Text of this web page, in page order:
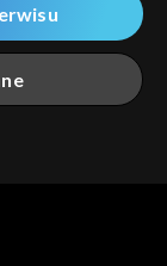
przez
dalej